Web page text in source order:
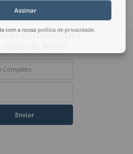
Assinar
com a nossa política de privacidade.
novidades
Completo
Enviar